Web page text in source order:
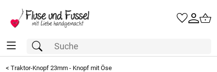
< Traktor-Knopf 23mm - Knopf mit Öse